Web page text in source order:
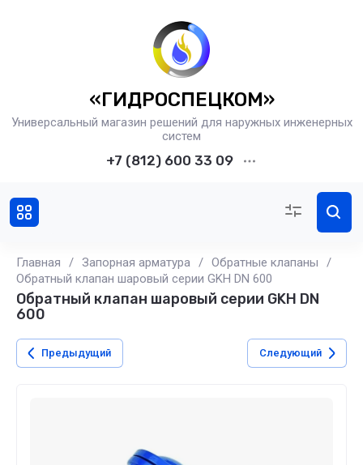
«ГИДРОСПЕЦКОМ»
Универсальный магазин решений для наружных инженерных
систем
+7 (812) 600 33 09
Главная / Запорная арматура / Обратные клапаны
/
Обратный клапан шаровый серии GKH DN 600
Обратный клапан шаровый серии GKH DN
600
Предыдущий Следующий